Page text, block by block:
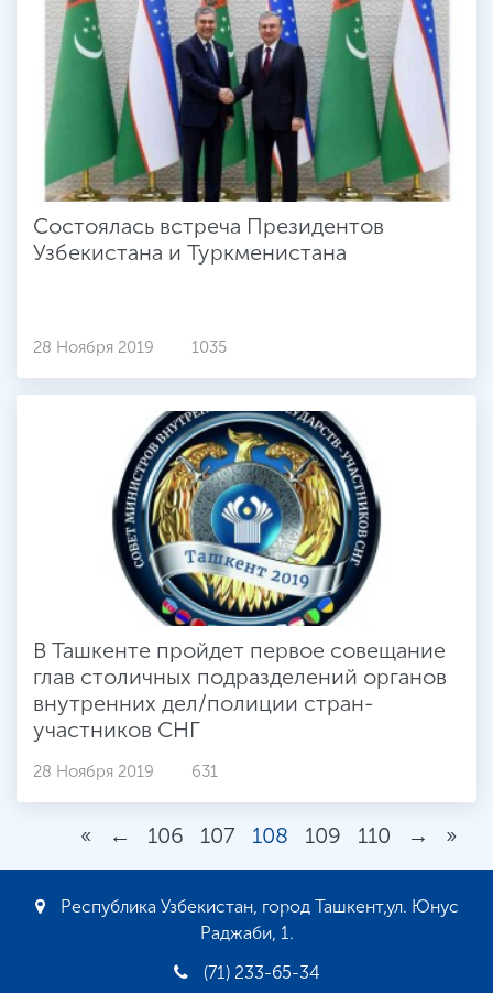
Состоялась встреча Президентов
Узбекистана и Туркменистана
28 Ноября 2019 1035
В Ташкенте пройдет первое совещание
глав столичных подразделений органов
внутренних дел/полиции стран-
участников СНГ
28 Ноября 2019 631
« ← 106 107 108 109 110 → »
Республика Узбекистан, город Ташкент,ул. Юнус
Раджаби, 1.
(71) 233-65-34